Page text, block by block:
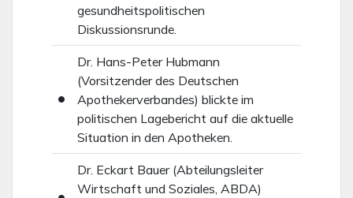
gesundheitspolitischen
Diskussionsrunde.
Dr. Hans-Peter Hubmann
(Vorsitzender des Deutschen
Apothekerverbandes) blickte im
politischen Lagebericht auf die aktuelle
Situation in den Apotheken.
Dr. Eckart Bauer (Abteilungsleiter
Wirtschaft und Soziales, ABDA)